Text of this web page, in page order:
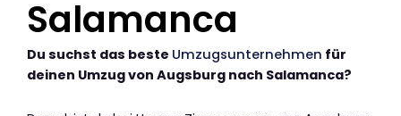
Salamanca
Du suchst das beste Umzugsunternehmen für
deinen Umzug von Augsburg nach Salamanca?